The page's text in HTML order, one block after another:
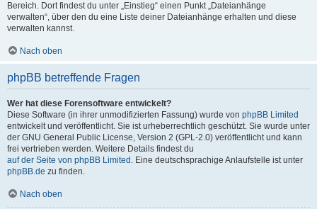
Bereich. Dort findest du unter „Einstieg“ einen Punkt „Dateianhänge
verwalten“, über den du eine Liste deiner Dateianhänge erhalten und diese
verwalten kannst.
Nach oben
phpBB betreffende Fragen
Wer hat diese Forensoftware entwickelt?
Diese Software (in ihrer unmodifizierten Fassung) wurde von phpBB Limited
entwickelt und veröffentlicht. Sie ist urheberrechtlich geschützt. Sie wurde unter
der GNU General Public License, Version 2 (GPL-2.0) veröffentlicht und kann
frei vertrieben werden. Weitere Details findest du
auf der Seite von phpBB Limited . Eine deutschsprachige Anlaufstelle ist unter
phpBB.de zu finden.
Nach oben